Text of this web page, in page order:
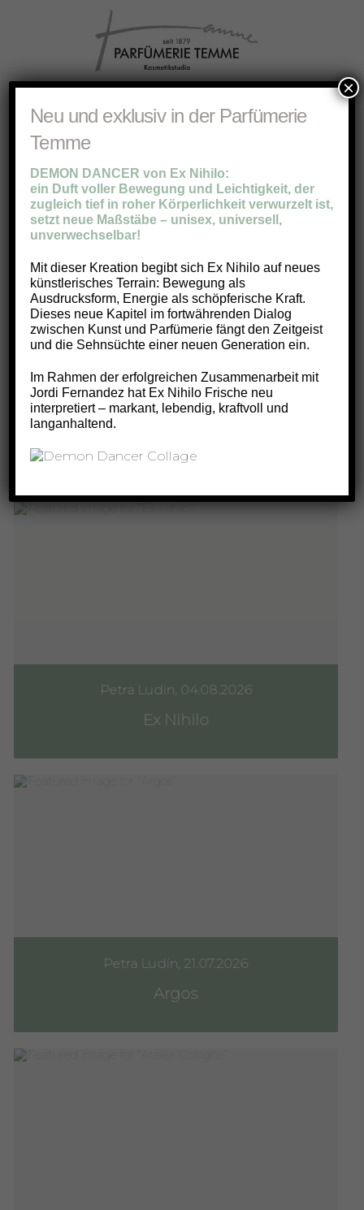
Hier finden Sie unsereMarkenporträts
zu besonderen Parfümmarken.
Wir stellen Ihnen bedeutende
Parfumeure vor und informieren Sie
zu Duftrichtungen und Trends in der
Welt exklusiver Nischenparfüms.
Schauen Sie einfach immer mal
Petra Ludin, 04.08.2026
Ex Nihilo
Petra Ludin, 21.07.2026
Argos
Neu und exklusiv in der Parfümerie
Temme
DEMON DANCER von Ex Nihilo:
ein Duft voller Bewegung und Leichtigkeit, der
zugleich tief in roher Körperlichkeit verwurzelt ist,
setzt neue Maßstäbe – unisex, universell,
unverwechselbar!
Mit dieser Kreation begibt sich Ex Nihilo auf neues
künstlerisches Terrain: Bewegung als
Ausdrucksform, Energie als schöpferische Kraft.
Dieses neue Kapitel im fortwährenden Dialog
zwischen Kunst und Parfümerie fängt den Zeitgeist
und die Sehnsüchte einer neuen Generation ein.
Im Rahmen der erfolgreichen Zusammenarbeit mit
Jordi Fernandez hat Ex Nihilo Frische neu
interpretiert – markant, lebendig, kraftvoll und
langanhaltend.
×